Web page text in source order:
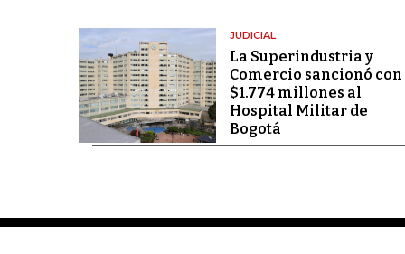
JUDICIAL
La Superindustria y
Comercio sancionó con
$1.774 millones al
Hospital Militar de
Bogotá